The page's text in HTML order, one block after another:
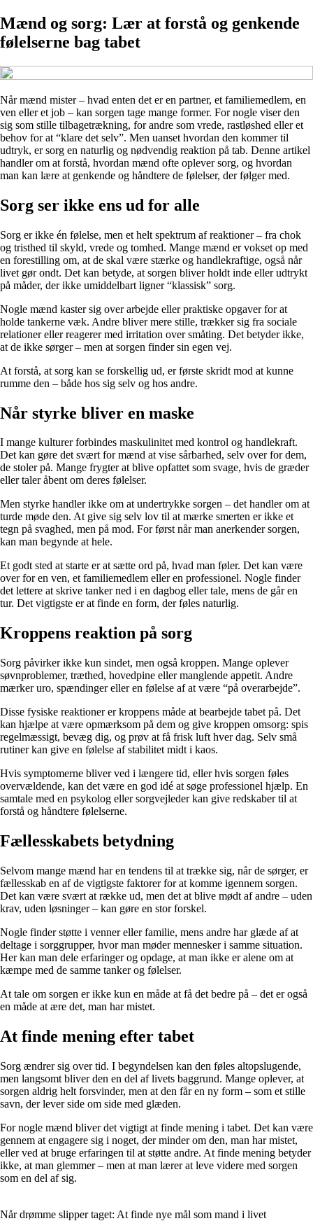
Mænd og sorg: Lær at forstå og genkende
følelserne bag tabet
Når mænd mister – hvad enten det er en partner, et familiemedlem, en
ven eller et job – kan sorgen tage mange former. For nogle viser den
sig som stille tilbagetrækning, for andre som vrede, rastløshed eller et
behov for at “klare det selv”. Men uanset hvordan den kommer til
udtryk, er sorg en naturlig og nødvendig reaktion på tab. Denne artikel
handler om at forstå, hvordan mænd ofte oplever sorg, og hvordan
man kan lære at genkende og håndtere de følelser, der følger med.
Sorg ser ikke ens ud for alle
Sorg er ikke én følelse, men et helt spektrum af reaktioner – fra chok
og tristhed til skyld, vrede og tomhed. Mange mænd er vokset op med
en forestilling om, at de skal være stærke og handlekraftige, også når
livet gør ondt. Det kan betyde, at sorgen bliver holdt inde eller udtrykt
på måder, der ikke umiddelbart ligner “klassisk” sorg.
Nogle mænd kaster sig over arbejde eller praktiske opgaver for at
holde tankerne væk. Andre bliver mere stille, trækker sig fra sociale
relationer eller reagerer med irritation over småting. Det betyder ikke,
at de ikke sørger – men at sorgen finder sin egen vej.
At forstå, at sorg kan se forskellig ud, er første skridt mod at kunne
rumme den – både hos sig selv og hos andre.
Når styrke bliver en maske
I mange kulturer forbindes maskulinitet med kontrol og handlekraft.
Det kan gøre det svært for mænd at vise sårbarhed, selv over for dem,
de stoler på. Mange frygter at blive opfattet som svage, hvis de græder
eller taler åbent om deres følelser.
Men styrke handler ikke om at undertrykke sorgen – det handler om at
turde møde den. At give sig selv lov til at mærke smerten er ikke et
tegn på svaghed, men på mod. For først når man anerkender sorgen,
kan man begynde at hele.
Et godt sted at starte er at sætte ord på, hvad man føler. Det kan være
over for en ven, et familiemedlem eller en professionel. Nogle finder
det lettere at skrive tanker ned i en dagbog eller tale, mens de går en
tur. Det vigtigste er at finde en form, der føles naturlig.
Kroppens reaktion på sorg
Sorg påvirker ikke kun sindet, men også kroppen. Mange oplever
søvnproblemer, træthed, hovedpine eller manglende appetit. Andre
mærker uro, spændinger eller en følelse af at være “på overarbejde”.
Disse fysiske reaktioner er kroppens måde at bearbejde tabet på. Det
kan hjælpe at være opmærksom på dem og give kroppen omsorg: spis
regelmæssigt, bevæg dig, og prøv at få frisk luft hver dag. Selv små
rutiner kan give en følelse af stabilitet midt i kaos.
Hvis symptomerne bliver ved i længere tid, eller hvis sorgen føles
overvældende, kan det være en god idé at søge professionel hjælp. En
samtale med en psykolog eller sorgvejleder kan give redskaber til at
forstå og håndtere følelserne.
Fællesskabets betydning
Selvom mange mænd har en tendens til at trække sig, når de sørger, er
fællesskab en af de vigtigste faktorer for at komme igennem sorgen.
Det kan være svært at række ud, men det at blive mødt af andre – uden
krav, uden løsninger – kan gøre en stor forskel.
Nogle finder støtte i venner eller familie, mens andre har glæde af at
deltage i sorggrupper, hvor man møder mennesker i samme situation.
Her kan man dele erfaringer og opdage, at man ikke er alene om at
kæmpe med de samme tanker og følelser.
At tale om sorgen er ikke kun en måde at få det bedre på – det er også
en måde at ære det, man har mistet.
At finde mening efter tabet
Sorg ændrer sig over tid. I begyndelsen kan den føles altopslugende,
men langsomt bliver den en del af livets baggrund. Mange oplever, at
sorgen aldrig helt forsvinder, men at den får en ny form – som et stille
savn, der lever side om side med glæden.
For nogle mænd bliver det vigtigt at finde mening i tabet. Det kan være
gennem at engagere sig i noget, der minder om den, man har mistet,
eller ved at bruge erfaringen til at støtte andre. At finde mening betyder
ikke, at man glemmer – men at man lærer at leve videre med sorgen
som en del af sig.
Når drømme slipper taget: At finde nye mål som mand i livet